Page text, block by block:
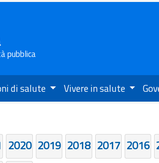
pubblica
di salute Vivere in salute
2020 2019 2018 2017 2016